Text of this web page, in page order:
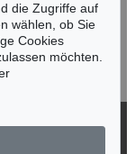
>die Zugriffe auf
wählen, ob Sie
Cookies
möchten.